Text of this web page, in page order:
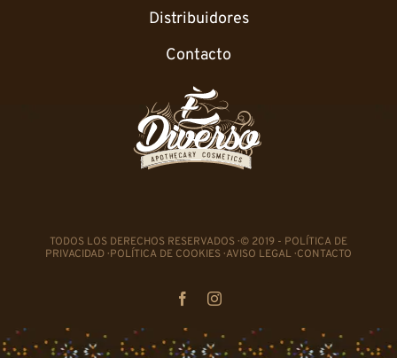
Distribuidores
Contacto
TODOS LOS DERECHOS RESERVADOS · © 2019 - POLÍTICA DE
PRIVACIDAD·POLÍTICA DE COOKIES·AVISO LEGAL·CONTACTO
FacebookInstagram